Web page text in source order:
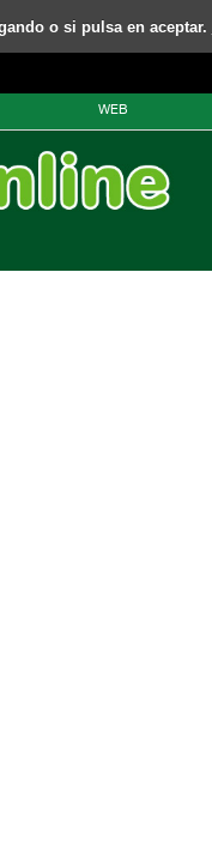
o si pulsa en aceptar.
WEB